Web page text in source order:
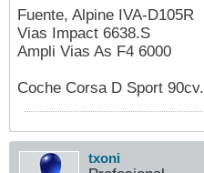
Fuente, Alpine IVA-D105R
Vias Impact 6638.S
Ampli Vias As F4 6000
Coche Corsa D Sport 90cv.
txoni